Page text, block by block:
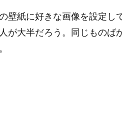
壁紙に好きな画像を設定し
が大半だろう。同じものば